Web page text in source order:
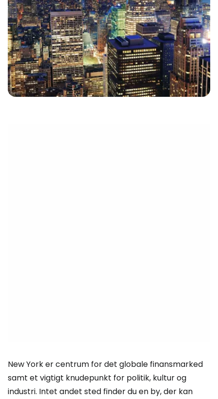
New York er centrum for det globale finansmarked
samt et vigtigt knudepunkt for politik, kultur og
industri. Intet andet sted finder du en by, der kan